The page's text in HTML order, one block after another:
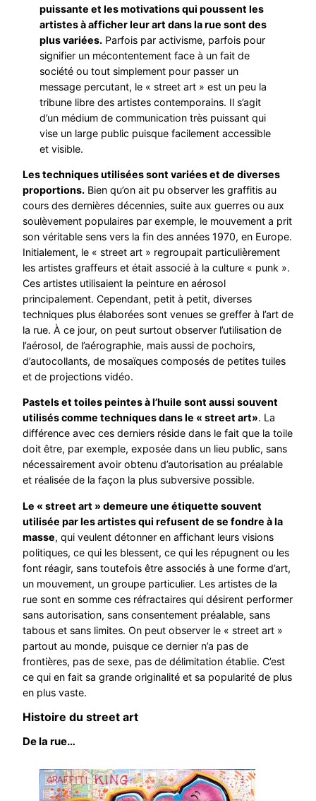
puissante et les motivations qui poussent les
artistes à afficher leur art dans la rue sont des
plus variées. Parfois par activisme, parfois pour
signifier un mécontentement face à un fait de
société ou tout simplement pour passer un
message percutant, le « street art » est un peu la
tribune libre des artistes contemporains. Il s’agit
d’un médium de communication très puissant qui
vise un large public puisque facilement accessible
et visible.
Les techniques utilisées sont variées et de diverses
proportions. Bien qu’on ait pu observer les graffitis au
cours des dernières décennies, suite aux guerres ou aux
soulèvement populaires par exemple, le mouvement a prit
son véritable sens vers la fin des années 1970, en Europe.
Initialement, le « street art » regroupait particulièrement
les artistes graffeurs et était associé à la culture « punk ».
Ces artistes utilisaient la peinture en aérosol
principalement. Cependant, petit à petit, diverses
techniques plus élaborées sont venues se greffer à l’art de
la rue. À ce jour, on peut surtout observer l’utilisation de
l’aérosol, de l’aérographie, mais aussi de pochoirs,
d’autocollants, de mosaïques composés de petites tuiles
et de projections vidéo.
Pastels et toiles peintes à l’huile sont aussi souvent
utilisés comme techniques dans le « street art». La
différence avec ces derniers réside dans le fait que la toile
doit être, par exemple, exposée dans un lieu public, sans
nécessairement avoir obtenu d’autorisation au préalable
et réalisée de la façon la plus subversive possible.
Le « street art » demeure une étiquette souvent
utilisée par les artistes qui refusent de se fondre à la
masse, qui veulent détonner en affichant leurs visions
politiques, ce qui les blessent, ce qui les répugnent ou les
font réagir, sans toutefois être associés à une forme d’art,
un mouvement, un groupe particulier. Les artistes de la
rue sont en somme ces réfractaires qui désirent performer
sans autorisation, sans consentement préalable, sans
tabous et sans limites. On peut observer le « street art »
partout au monde, puisque ce dernier n’a pas de
frontières, pas de sexe, pas de délimitation établie. C’est
ce qui en fait sa grande originalité et sa popularité de plus
en plus vaste.
Histoire du street art
De la rue…